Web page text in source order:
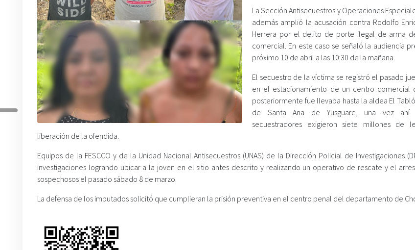
La Sección Antisecuestros y Operaciones
además amplió la acusación contra Rodolfo
Herrera por el delito de porte ilegal de arma
comercial. En este caso se señaló la audiencia
próximo 10 de abril a las 10:30 de la mañana.
El secuestro de la víctima se registró el pasado
en el estacionamiento de un centro comercial
posteriormente fue llevaba hasta la aldea El
de Santa Ana de Yusguare, una vez ahí
secuestradores exigieron siete millones de
liberación de la ofendida.
Equipos de la FESCCO y de la Unidad Nacional Antisecuestros (UNAS) de la Dirección Policial de Investigaciones
investigaciones logrando ubicar a la joven en el sitio antes descrito y realizando un operativo de rescate y el
sospechosos el pasado sábado 8 de marzo.
La defensa de los imputados solicitó que cumplieran la prisión preventiva en el centro penal del departamento de